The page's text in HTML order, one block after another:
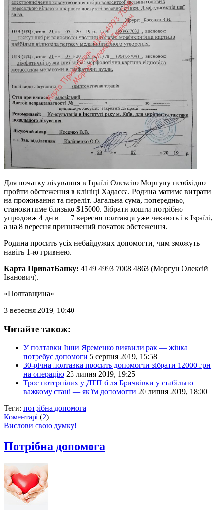
Для початку лікування в Ізраїлі Олексію Моргуну необхідно
пройти обстеження в клініці Хадасса. Родина матиме витрати
на проживання та переліт. Загальна сума, попередньо,
становитиме близько $15000. Зібрати кошти потрібно
упродовж 4 днів — 7 вересня полтавця уже чекають і в Ізраїлі,
а на 8 вересня призначений початок обстеження.
Родина просить усіх небайдужих допомогти, чим зможуть —
навіть 1-ю гривнею.
Карта ПриватБанку: 4149 4993 7008 4863 (Моргун Олексій
Іванович).
«Полтавщина»
3 вересня 2019, 10:40
Читайте також:
У полтавки Інни Яременко виявили рак — жінка
потребує допомоги 5 серпня 2019, 15:58
30-річна полтавка просить допомогти зібрати 12000 грн
на операцію 23 липня 2019, 19:25
Троє потерпілих у ДТП біля Бричківки у стабільно
важкому стані — як їм допомогти 20 липня 2019, 18:00
Теги: потрібна допомога
Коментарі (2)
Вислови свою думку!
Потрібна допомога